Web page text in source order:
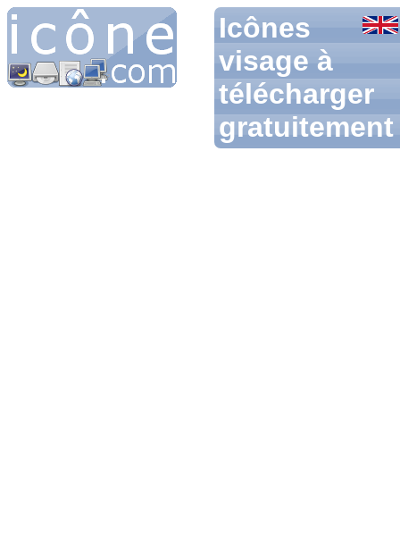
Icônes
visage à
télécharger
gratuitement